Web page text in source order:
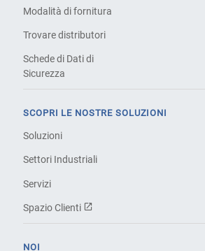
Modalità di fornitura
Trovare distributori
Schede di Dati di
Sicurezza
SCOPRI LE NOSTRE SOLUZIONI
Soluzioni
Settori Industriali
Servizi
Spazio Clienti
NOI